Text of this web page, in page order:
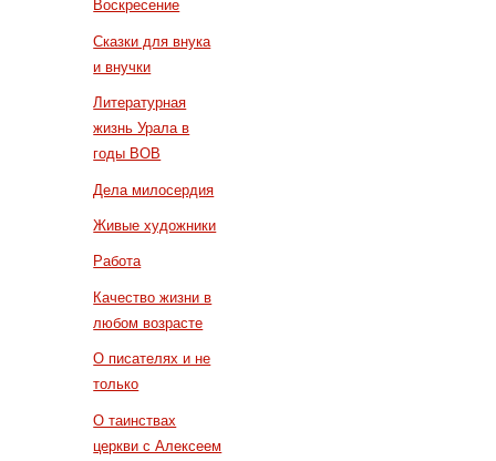
Воскресение
Сказки для внука
и внучки
Литературная
жизнь Урала в
годы ВОВ
Дела милосердия
Живые художники
Работа
Качество жизни в
любом возрасте
О писателях и не
только
О таинствах
церкви с Алексеем